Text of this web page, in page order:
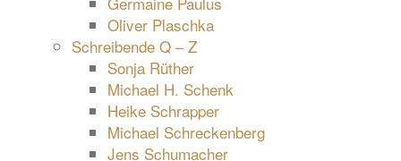
Oliver Plaschka
Schreibende Q – Z
Sonja Rüther
Michael H. Schenk
Heike Schrapper
Michael Schreckenberg
Jens Schumacher